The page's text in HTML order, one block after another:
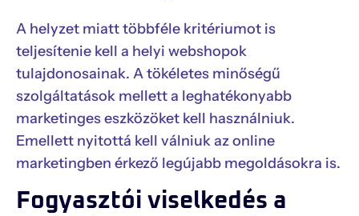
A helyzet miatt többféle kritériumot is
teljesítenie kell a helyi webshopok
tulajdonosainak. A tökéletes minőségű
szolgáltatások mellett a leghatékonyabb
marketinges eszközöket kell használniuk.
Emellett nyitottá kell válniuk az online
marketingben érkező legújabb megoldásokra is.
Fogyasztói viselkedés a